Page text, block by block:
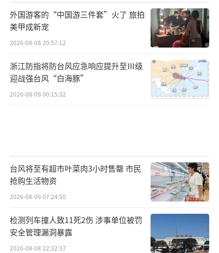
外国游客的“中国游三件套”火了 旅拍
美甲成新宠
2026-08-08 20:57:12
浙江防指将防台风应急响应提升至Ⅲ级
迎战强台风“白海豚”
2026-08-09 00:15:32
台风将至有超市叶菜肉3小时售罄 市民
抢购生活物资
2026-08-09 07:24:50
检测列车撞人致11死2伤 涉事单位被罚
安全管理漏洞暴露
2026-08-08 22:32:37